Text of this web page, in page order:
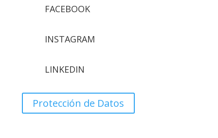
FACEBOOK
INSTAGRAM
LINKEDIN
Protección de Datos